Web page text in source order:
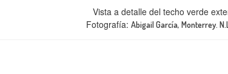
Vista a detalle del techo verde
Fotografía: Abigail García, Monterrey.